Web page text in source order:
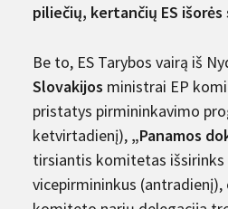
piliečių, kertančių ES
Be to, ES Tarybos vairą iš
Slovakijos ministrai EP
pristatys pirmininkavimo
ketvirtadienį), „Panamos
tirsiantis komitetas išsirinks
vicepirmininkus (antradienį),